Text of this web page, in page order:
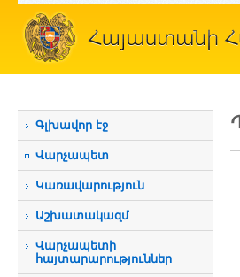
Գլխավոր էջ
Վարչապետ
Կառավարություն
Աշխատակազմ
Վարչապետի
հայտարարություններ